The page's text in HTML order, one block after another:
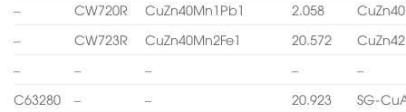
–
CW720R CuZn40Mn1Pb1 2.058
–
CW723R CuZn40Mn2Fe1 20.572
–
– – –
–
C63280
– – 20.923 SG-